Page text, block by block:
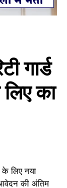
गार्ड
का
के लिए नया
की अंतिम